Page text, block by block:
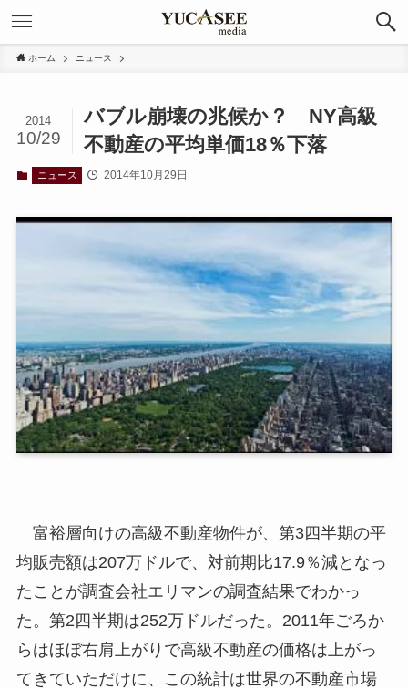
ホーム ニュース
バブル崩壊の兆候か？ NY高級
不動産の平均単価18％下落
2014
10/29
ニュース 2014年10月29日
富裕層向けの高級不動産物件が、第3四半期の平
均販売額は207万ドルで、対前期比17.9％減となっ
たことが調査会社エリマンの調査結果でわかっ
た。第2四半期は252万ドルだった。2011年ごろか
らはほぼ右肩上がりで高級不動産の価格は上がっ
てきていただけに、この統計は世界の不動産市場